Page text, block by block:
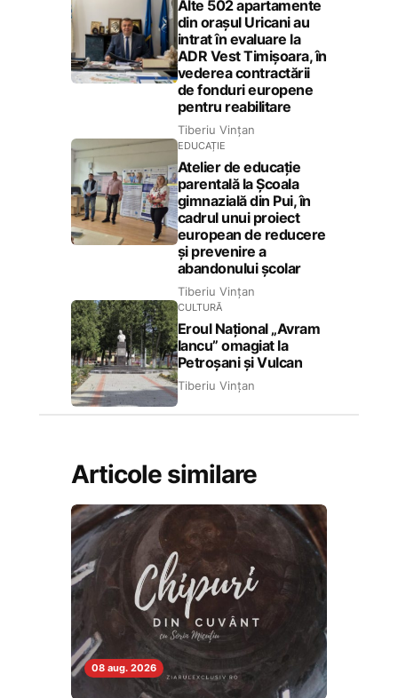
Alte 502 apartamente
din orașul Uricani au
intrat în evaluare la
ADR Vest Timișoara, în
vederea contractării
de fonduri europene
pentru reabilitare
Tiberiu Vințan
EDUCAȚIE
Atelier de educație
parentală la Școala
gimnazială din Pui, în
cadrul unui proiect
european de reducere
și prevenire a
abandonului școlar
Tiberiu Vințan
CULTURĂ
Eroul Național „Avram
Iancu” omagiat la
Petroșani și Vulcan
Tiberiu Vințan
Articole similare
08 aug. 2026